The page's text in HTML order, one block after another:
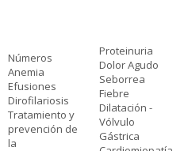
Números
Anemia
Efusiones
Dirofilariosis
Tratamiento y
prevención de
la
Proteinuria
Dolor Agudo
Seborrea
Fiebre
Dilatación -
Vólvulo
Gástrica